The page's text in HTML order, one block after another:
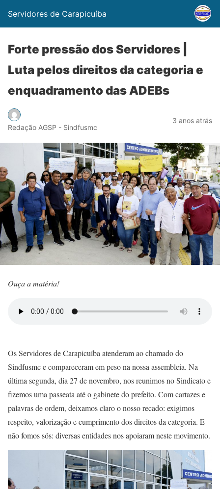
Servidores de Carapicuíba
Forte pressão dos Servidores |
Luta pelos direitos da categoria e
enquadramento das ADEBs
Redação AGSP - Sindfusmc
3 anos atrás
Ouça a matéria!
Os Servidores de Carapicuíba atenderam ao chamado do
Sindfusmc e compareceram em peso na nossa assembleia. Na
última segunda, dia 27 de novembro, nos reunimos no Sindicato e
fizemos uma passeata até o gabinete do prefeito. Com cartazes e
palavras de ordem, deixamos claro o nosso recado: exigimos
respeito, valorização e cumprimento dos direitos da categoria. E
não fomos sós: diversas entidades nos apoiaram neste movimento.